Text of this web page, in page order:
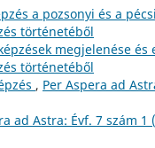
a pozsonyi és a
történetéből
megjelenése és
történetéből
, Per Aspera ad
ad Astra: Évf. 7 szám